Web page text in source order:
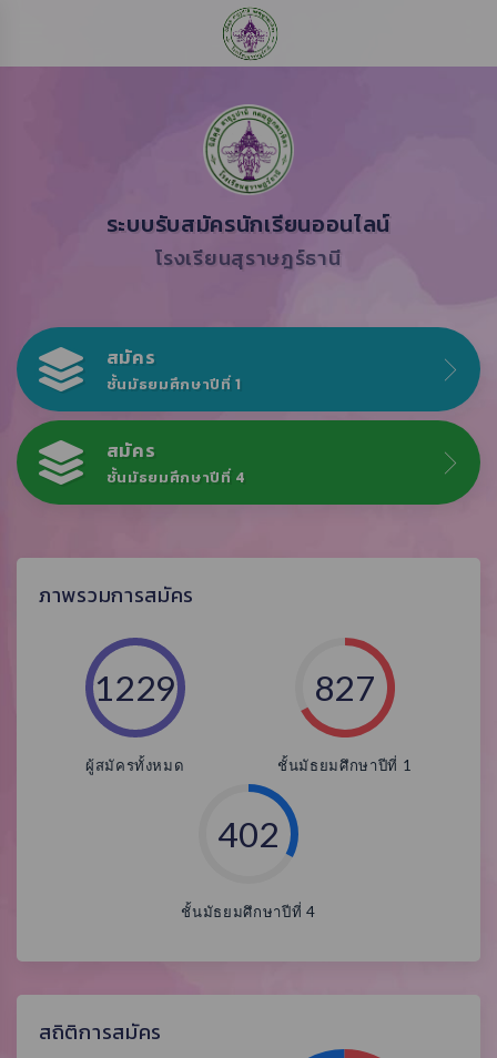
ระบบรับสมัครนักเรียนออนไลน์
โรงเรียนสุราษฎร์ธานี
สมัคร
ชั้นมัธยมศึกษาปีที่ 1
สมัคร
ชั้นมัธยมศึกษาปีที่ 4
ภาพรวมการสมัคร
1229
ผู้สมัครทั้งหมด
827
ชั้นมัธยมศึกษาปีที่ 1
402
ชั้นมัธยมศึกษาปีที่ 4
สถิติการสมัคร